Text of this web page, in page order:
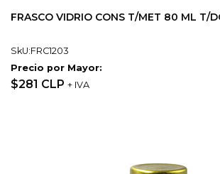
FRASCO VIDRIO CONS T/MET 80 ML T/
SkU:FRC1203
Precio por Mayor:
$281 CLP + IVA